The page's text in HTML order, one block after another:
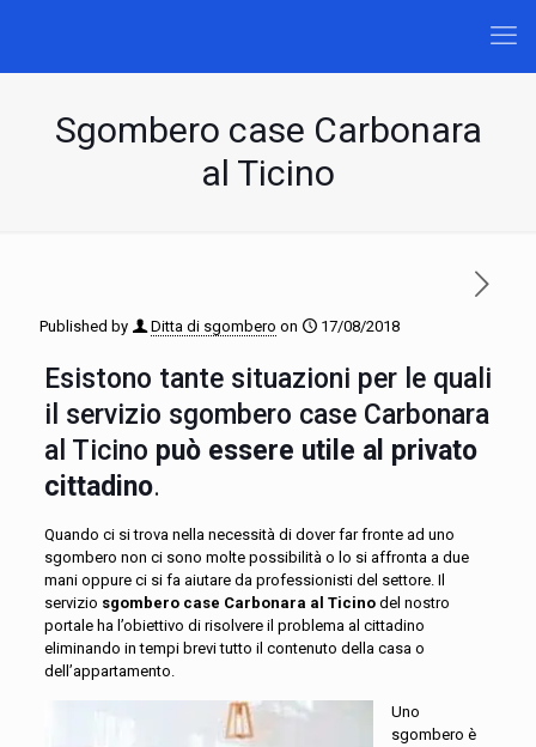
Sgombero case Carbonara
al Ticino
Published by Ditta di sgombero on 17/08/2018
Esistono tante situazioni per le quali
il servizio sgombero case Carbonara
al Ticino può essere utile al privato
cittadino.
Quando ci si trova nella necessità di dover far fronte ad uno
sgombero non ci sono molte possibilità o lo si affronta a due
mani oppure ci si fa aiutare da professionisti del settore. Il
servizio sgombero case Carbonara al Ticino del nostro
portale ha l’obiettivo di risolvere il problema al cittadino
eliminando in tempi brevi tutto il contenuto della casa o
dell’appartamento.
Uno
sgombero è